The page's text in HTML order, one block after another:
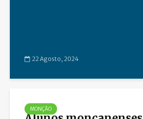
22 Agosto, 2024
MONÇÃO